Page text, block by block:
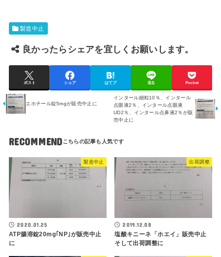
製造中止
良かったらシェアを宜しくお願いします。
ポスト シェア はてブ 送る Pocket
エホチール錠5mgが販売中止に
インタール細粒10％、インタール
点眼液2％、インタール点眼液
UD2％、インタール点鼻液2％が販
売中止に
RECOMMEND
製造中止
2020.01.25
ATP腸溶錠20mg｢NP｣が販売中止
に
出荷調整
2019.12.08
塩酸キニーネ「ホエイ」販売中止
そして出荷調整に